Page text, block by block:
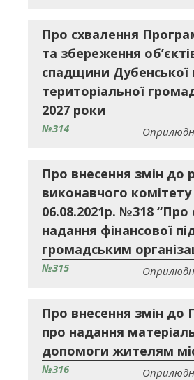
Про схвалення
та збереження
спадщини Дубенської
територіальної
2027 роки
№314
Про внесення змін до
виконавчого комітету
06.08.2021р. №318 “Про
надання фінансової
громадським
№315
Про внесення змін до
про надання
допомоги жителям
№316